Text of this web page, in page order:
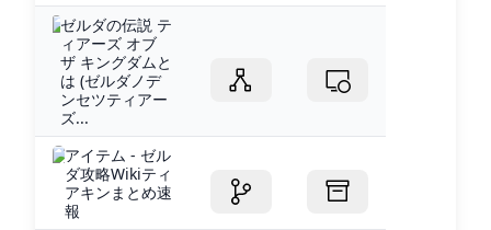
ゼルダの伝説 テ
ィアーズ オブ
ザ キングダムと
は (ゼルダノデ
ンセツティアー
ズ...
アイテム - ゼル
ダ攻略Wikiティ
アキンまとめ速
報